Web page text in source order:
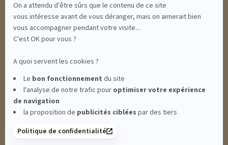
On a attendu d'être sûrs que le contenu de ce site
vous intéresse avant de vous déranger, mais on aimerait bien
vous accompagner pendant votre visite...
C'est OK pour vous ?
A quoi servent les cookies ?
Le bon fonctionnement du site
l'analyse de notre trafic pour optimiservotre expérience
de navigation
la proposition de publicités ciblées par des tiers
Politique de confidentialité
MENTIONS LÉGALES
CONDITIONS GÉNÉRALES - BONS CADEAUX
POLITIQUE DE CONFIDENTIALITÉ
THALASSO SPA LES ISSAMBRES - RÉSIDENCE LES CALANQUES PIERRE &
VACANCES**** - BOULEVARD DU MÉROU - 83380 LES ISSAMBRES -
CLIQUEZ-ICI POUR MODIFIER VOS PRÉFÉRENCES EN MATIÈRE DE COOKIES